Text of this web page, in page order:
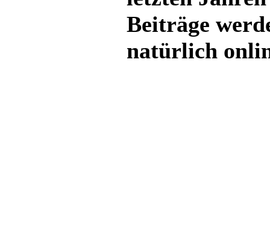
Beiträge
natürlich